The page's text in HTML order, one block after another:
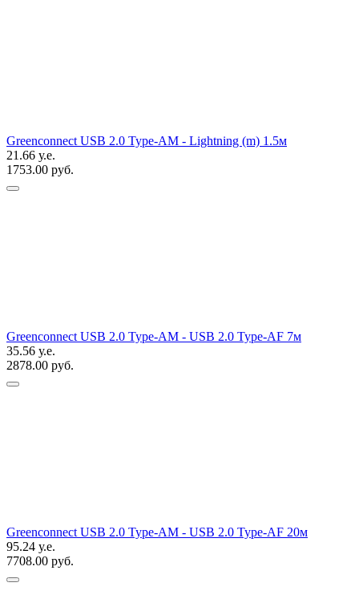
Greenconnect USB 2.0 Type-AM - Lightning (m) 1.5м
21.66 у.е.
1753.00 руб.
Greenconnect USB 2.0 Type-AM - USB 2.0 Type-AF 7м
35.56 у.е.
2878.00 руб.
Greenconnect USB 2.0 Type-AM - USB 2.0 Type-AF 20м
95.24 у.е.
7708.00 руб.